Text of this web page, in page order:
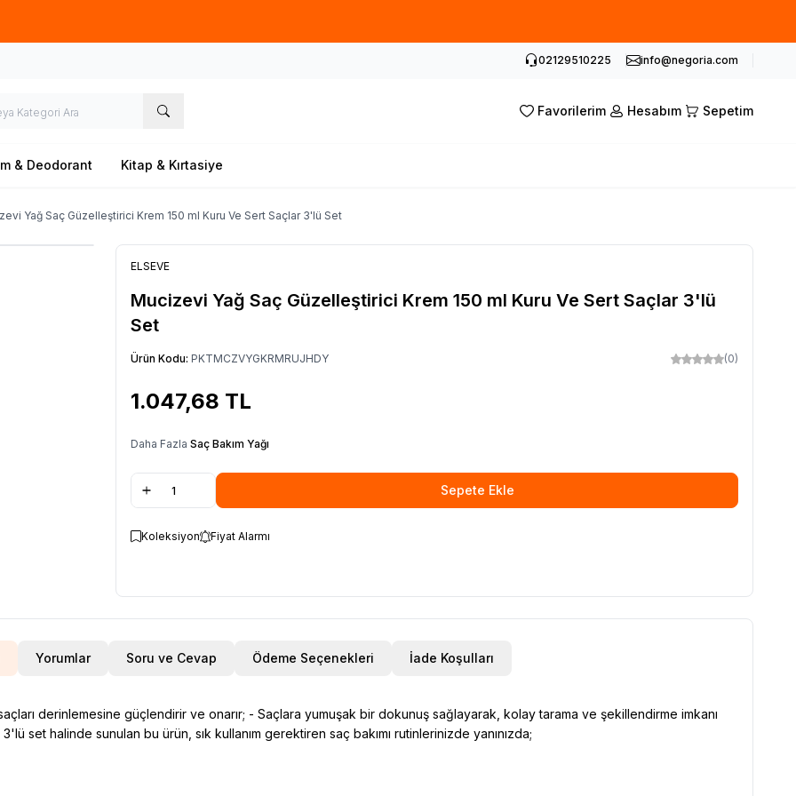
02129510225 info@negoria.com
Favorilerim Hesabım Sepetim
& Deodorant Kitap & Kırtasiye
Yağ Saç Güzelleştirici Krem 150 ml Kuru Ve Sert Saçlar 3'lü Set
ELSEVE
Mucizevi Yağ Saç Güzelleştirici Krem 150 ml Kuru Ve Sert Saçlar 3'lü
Set
Ürün Kodu: PKTMCZVYGKRMRUJHDY (0)
1.047,68 TL
Daha Fazla Saç Bakım Yağı
Sepete Ekle
Koleksiyon Fiyat Alarmı
Yorumlar Soru ve Cevap Ödeme Seçenekleri İade Koşulları
derinlemesine güçlendirir ve onarır; - Saçlara yumuşak bir dokunuş sağlayarak, kolay tarama ve şekillendirme imkanı
set halinde sunulan bu ürün, sık kullanım gerektiren saç bakımı rutinlerinizde yanınızda;